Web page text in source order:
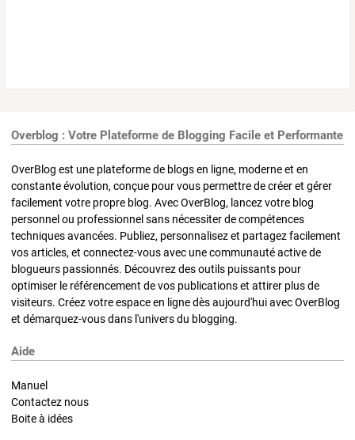
Overblog : Votre Plateforme de Blogging Facile et Performante
OverBlog est une plateforme de blogs en ligne, moderne et en
constante évolution, conçue pour vous permettre de créer et gérer
facilement votre propre blog. Avec OverBlog, lancez votre blog
personnel ou professionnel sans nécessiter de compétences
techniques avancées. Publiez, personnalisez et partagez facilement
vos articles, et connectez-vous avec une communauté active de
blogueurs passionnés. Découvrez des outils puissants pour
optimiser le référencement de vos publications et attirer plus de
visiteurs. Créez votre espace en ligne dès aujourd'hui avec OverBlog
et démarquez-vous dans l'univers du blogging.
Aide
Manuel
Contactez nous
Boite à idées